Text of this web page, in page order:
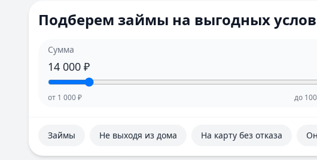
Подберем займы на выгодных
Сумма
14 000 ₽
от 1 000₽ до
Займы Не выходя из дома На карту без отказа